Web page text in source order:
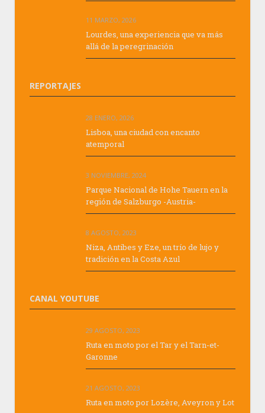
11 MARZO, 2026
Lourdes, una experiencia que va más
allá de la peregrinación
REPORTAJES
28 ENERO, 2026
Lisboa, una ciudad con encanto
atemporal
3 NOVIEMBRE, 2024
Parque Nacional de Hohe Tauern en la
región de Salzburgo -Austria-
8 AGOSTO, 2023
Niza, Antibes y Eze, un trío de lujo y
tradición en la Costa Azul
CANAL YOUTUBE
29 AGOSTO, 2023
Ruta en moto por el Tar y el Tarn-et-
Garonne
21 AGOSTO, 2023
Ruta en moto por Lozère, Aveyron y Lot